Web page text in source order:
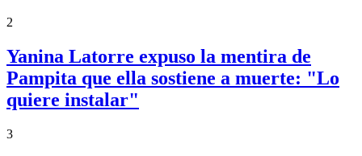
2
Yanina Latorre expuso la mentira de
Pampita que ella sostiene a muerte: "Lo
quiere instalar"
3